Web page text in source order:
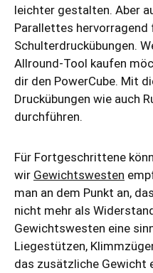
leichter gestalten. Aber
Parallettes
Schulterdruckübungen.
Allround-Tool kaufen
dir den PowerCube. Mit
Druckübungen wie auch
durchführen.
Für Fortgeschrittene
wir Gewichtswesten
man an dem Punkt an,
nicht mehr als
Gewichtswesten eine
Liegestützen,
das zusätzliche Gewicht